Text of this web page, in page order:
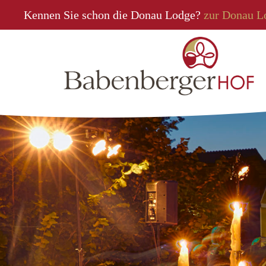
Kennen Sie schon die Donau Lodge? zur Donau